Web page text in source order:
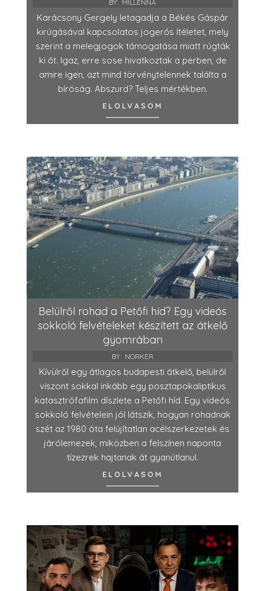
BY: MILLENNA
Karácsony Gergely letagadja a Békés Gáspár
kirúgásával kapcsolatos jogerős ítéletet, mely
szerint a melegjogok támogatása miatt rúgták
ki őt. Igaz, erre sose hivatkoztak a perben, de
amire igen, azt mind törvénytelennek találta a
bíróság. Abszurd? Teljes mértékben.
ELOLVASOM
Belülről rohad a Petőfi híd? Egy videós
sokkoló felvételeket készített az átkelő
gyomrában
BY: NORKER
Kívülről egy átlagos budapesti átkelő, belülről
viszont sokkal inkább egy posztapokaliptikus
katasztrófafilm díszlete a Petőfi híd. Egy videós
sokkoló felvételein jól látszik, hogyan rohadnak
szét az 1980 óta felújítatlan acélszerkezetek és
járólemezek, miközben a felszínen naponta
tízezrek hajtanak át gyanútlanul.
ELOLVASOM